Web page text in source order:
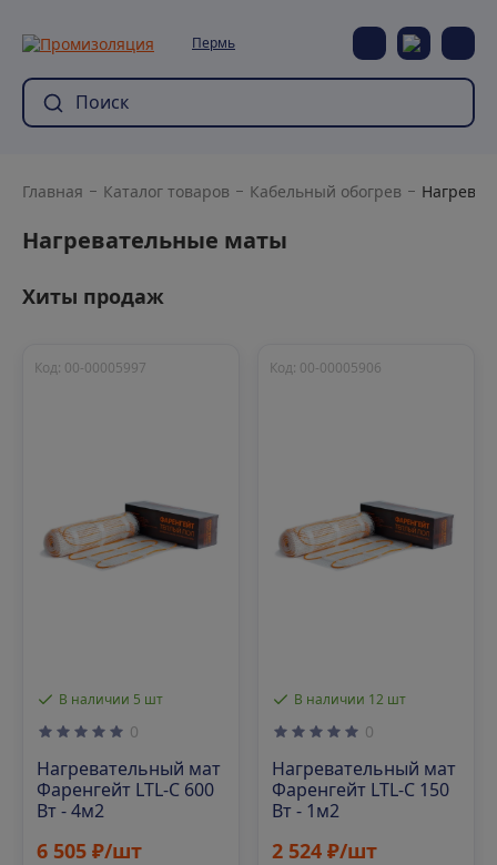
Пермь
Главная Каталог товаров Кабельный обогрев
Нагревательные маты
Хиты продаж
В наличии 5 шт
Код: 00-00005997
0
Нагревательный мат
Фаренгейт LTL-C 600
Вт - 4м2
6 505 ₽/шт
В наличии 12 шт
Код: 00-00005906
0
Нагревательный мат
Фаренгейт LTL-C 150
Вт - 1м2
2 524 ₽/шт